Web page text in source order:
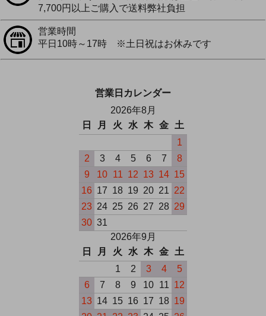
7,700円以上ご購入で送料弊社負担
営業時間
平日10時～17時 ※土日祝はお休みです
営業日カレンダー
2026年8月
日
月 火 水 木 金
土
1
2
3 4 5 6 7
8
9
10 11 12 13 14 15
16 17 18 19 20 21 22
23 24 25 26 27 28 29
30 31
2026年9月
日
月 火 水 木 金
土
1
2 3 4
5
6
7 8 9 10 11 12
13 14 15 16 17 18 19